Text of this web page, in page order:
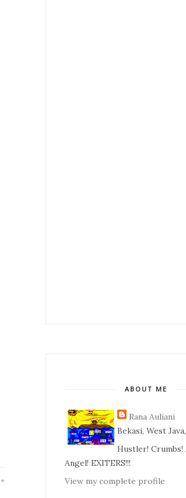
ABOUT ME
Rana Auliani
Bekasi, West
Hustler! Crumbs!
Angel! EXITERS!!!
View my complete profile